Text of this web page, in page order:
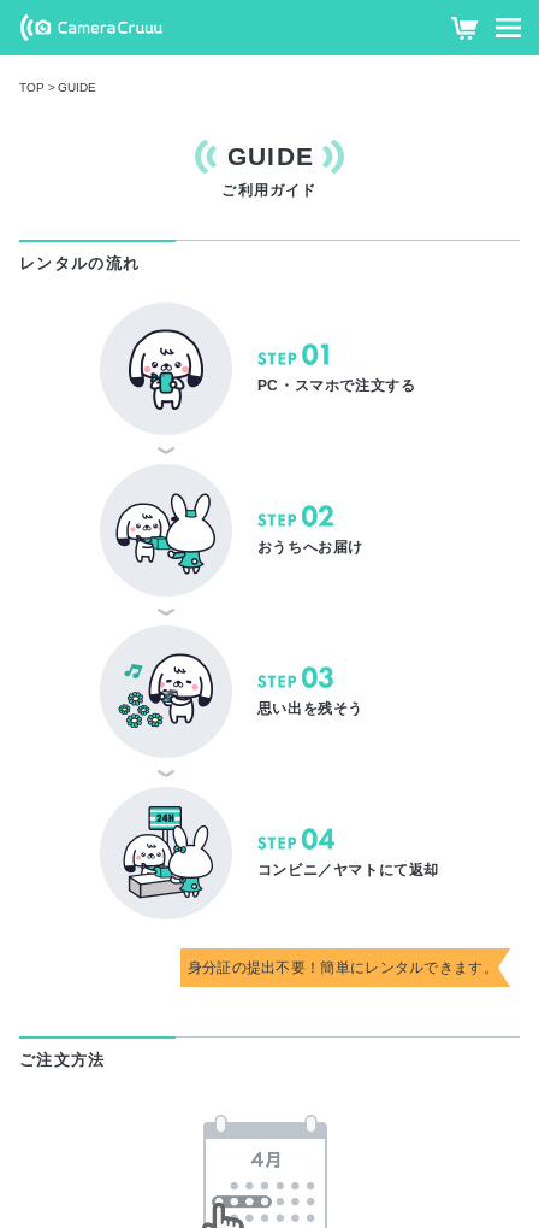
往復送料無
料・簡単手
メラクル
ー
カ
TOP GUIDE
GUIDE
ご利用ガイド
レンタルの流れ
PC・スマホで注文する
おうちへお届け
STEP 03
思い出を残そう
コンビニ／ヤマトにて返却
身分証の提出不要！簡単にレンタルできます。
ご注文方法